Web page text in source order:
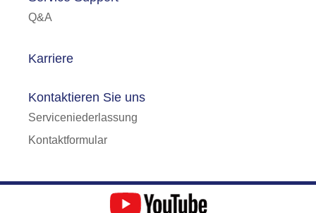
Q&A
Karriere
Kontaktieren Sie uns
Serviceniederlassung
Kontaktformular